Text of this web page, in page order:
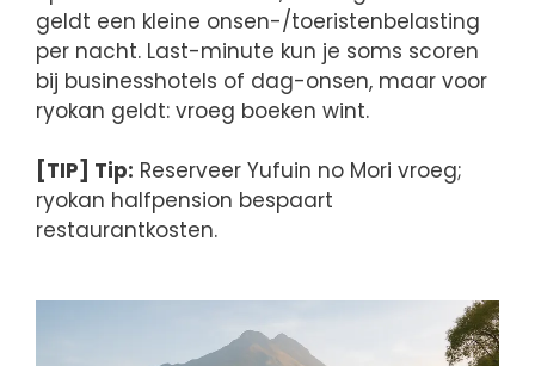
geldt een kleine onsen-/toeristenbelasting
per nacht. Last-minute kun je soms scoren
bij businesshotels of dag-onsen, maar voor
ryokan geldt: vroeg boeken wint.
[TIP] Tip: Reserveer Yufuin no Mori vroeg;
ryokan halfpension bespaart
restaurantkosten.